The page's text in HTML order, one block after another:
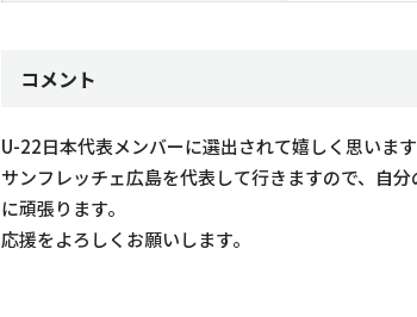
コメント
U-22日本代表メンバーに選出されて嬉しく思います
サンフレッチェ広島を代表して行きますので、自
に頑張ります。
応援をよろしくお願いします。